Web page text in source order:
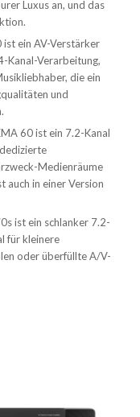
Luxus an, und das
ein AV-Verstärker
Kanal-Verarbeitung,
die ein
und
60 ist ein 7.2-Kanal
Medienräume
auch in einer Version
ist ein schlanker 7.2-
für kleinere
oder überfüllte A/V-